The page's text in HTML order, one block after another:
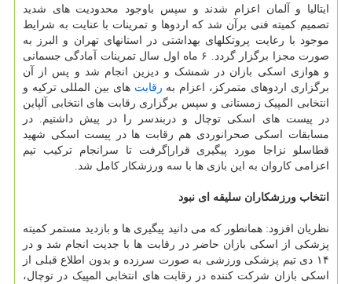
ایتالیا و آلمان اعزام شدند و سپس باوجود محدودیت های شدید
تصمیم کمیته فنی برآن شد که اردوها و تمرینات با عنایت به شرایط
موجود با رعایت پروتکلهای بهداشتی در استانهای تهران و البرز به
صورت مجزا برگزار گردد. ۶ ماه اول سال تمرینات آمادگی جسمانی
و هوازی اسکی بازان در شمشک و دیزین انجام شد و پس از آن
برگزاری اردوهای متمرکز، اعزام به رقابت های بین المللی ترکیه و
انتخابی المپیک زمستانی و سپس برگزاری رقابت های انتخابی آلپاین
در پیست های اسکی توچال و دربندسر را در پیش داشتیم. در
مسابقات اسکی صحرانوردی هم رقابت ها در پیست اسکی شهید
قطاسلو نزاجا مورد پیگیری قرار|گرفت تا سرانجام ترکیب تیم
اعزامی کاروان به این بازی ها با سه ورزشکار کامل شد.
انتخاب ورزشکاران سلیقه ای نبود
نظریان افزود: همانطور که می دانید پیگیری ها و بازدید مستمر کمیته
پزشکی از اسکی بازان حاضر در رقابت ها با جدیت انجام شد و در
۱۴ دی تیم پزشکی ورزشی به صورت سرزده و بدون اطلاع قبلی از
اسکی بازان شرکت کننده در رقابت های انتخابی المپیک در توچال،